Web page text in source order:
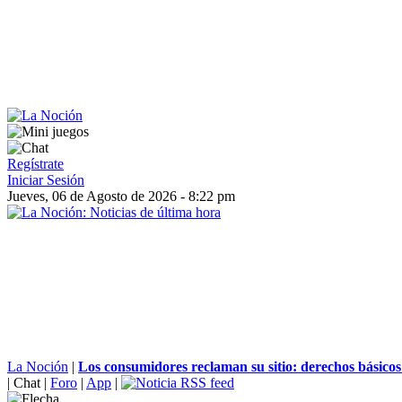
Regístrate
Iniciar Sesión
Jueves, 06 de Agosto de 2026 - 8:22 pm
La Noción | Los consumidores reclaman su sitio: derechos
| Chat | Foro | App |